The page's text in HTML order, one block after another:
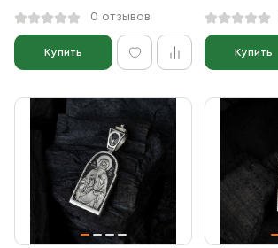
0 отзывов
Купить Купить